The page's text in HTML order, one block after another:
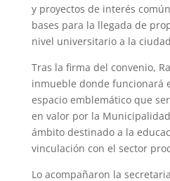
y proyectos de interés
bases para la llegada de
nivel universitario a la
Tras la firma del convenio,
inmueble donde funcionará
espacio emblemático que
en valor por la
ámbito destinado a la
vinculación con el sector
Lo acompañaron la